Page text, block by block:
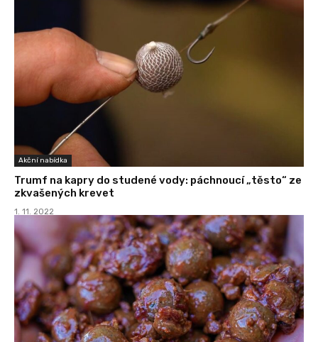
Akční nabídka
Trumf na kapry do studené vody: páchnoucí „těsto“ ze
zkvašených krevet
1. 11. 2022